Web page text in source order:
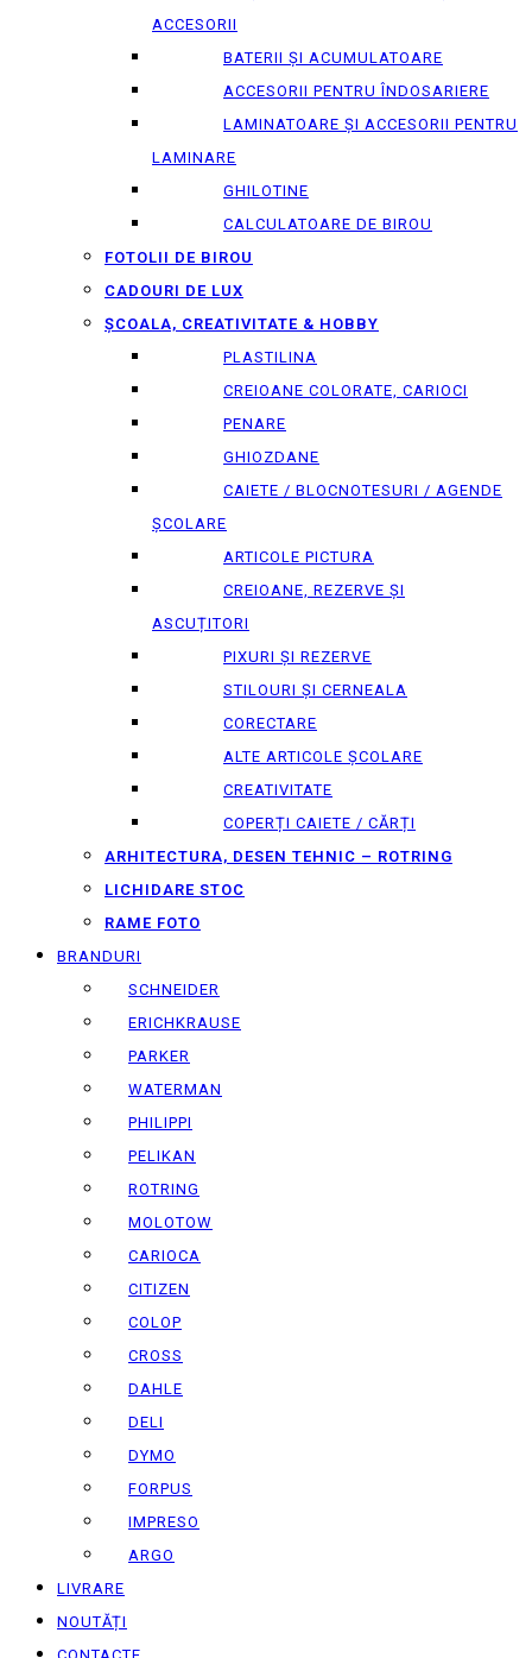
ACCESORII
BATERII ȘI ACUMULATOARE
ACCESORII PENTRU ÎNDOSARIERE
LAMINATOARE ȘI ACCESORII PENTRU
LAMINARE
GHILOTINE
CALCULATOARE DE BIROU
FOTOLII DE BIROU
CADOURI DE LUX
ȘCOALA, CREATIVITATE & HOBBY
PLASTILINA
CREIOANE COLORATE, CARIOCI
PENARE
GHIOZDANE
CAIETE / BLOCNOTESURI / AGENDE
ȘCOLARE
ARTICOLE PICTURA
CREIOANE, REZERVE ȘI
ASCUȚITORI
PIXURI ȘI REZERVE
STILOURI ȘI CERNEALA
CORECTARE
ALTE ARTICOLE ȘCOLARE
CREATIVITATE
COPERȚI CAIETE / CĂRȚI
ARHITECTURA, DESEN TEHNIC – ROTRING
LICHIDARE STOC
RAME FOTO
BRANDURI
SCHNEIDER
ERICHKRAUSE
PARKER
WATERMAN
PHILIPPI
PELIKAN
ROTRING
MOLOTOW
CARIOCA
CITIZEN
COLOP
CROSS
DAHLE
DELI
DYMO
FORPUS
IMPRESO
ARGO
LIVRARE
NOUTĂȚI